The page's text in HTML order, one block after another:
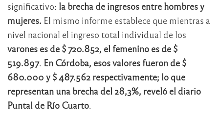
significativo: la brecha de ingresos entre hombres y
mujeres. El mismo informe establece que mientras a
nivel nacional el ingreso total individual de los
varones es de $ 720.852, el femenino es de $
519.897. En Córdoba, esos valores fueron de $
680.000 y $ 487.562 respectivamente; lo que
representan una brecha del 28,3%, reveló el diario
Puntal de Río Cuarto.